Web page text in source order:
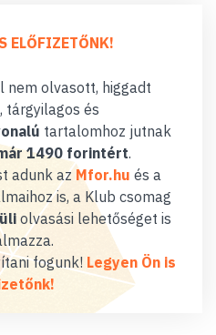
ELŐFIZETŐNK!
nem olvasott, higgadt
tárgyilagos és
tartalomhoz jutnak
1490 forintért.
adunk az Mfor.hu és a
is, a Klub csomag
olvasási lehetőséget is
fogunk! Legyen Ön is